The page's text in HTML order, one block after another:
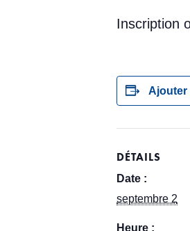
Inscription
Ajouter
DÉTAILS
Date :
septembre 2
Heure :